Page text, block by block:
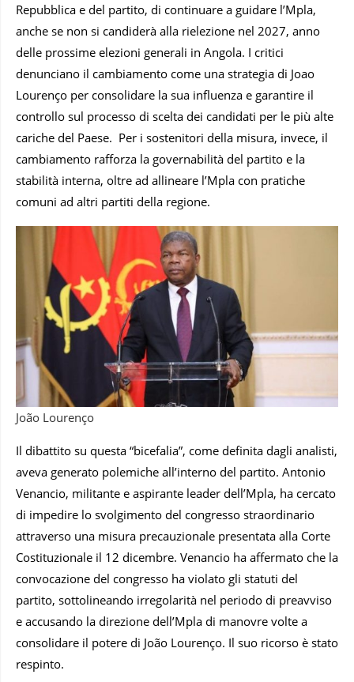
Repubblica e del partito, di continuare a guidare l’Mpla,
anche se non si candiderà alla rielezione nel 2027, anno
delle prossime elezioni generali in Angola. I critici
denunciano il cambiamento come una strategia di Joao
Lourenço per consolidare la sua influenza e garantire il
controllo sul processo di scelta dei candidati per le più alte
cariche del Paese. Per i sostenitori della misura, invece, il
cambiamento rafforza la governabilità del partito e la
stabilità interna, oltre ad allineare l’Mpla con pratiche
comuni ad altri partiti della regione.
João Lourenço
Il dibattito su questa “bicefalia”, come definita dagli analisti,
aveva generato polemiche all’interno del partito. Antonio
Venancio, militante e aspirante leader dell’Mpla, ha cercato
di impedire lo svolgimento del congresso straordinario
attraverso una misura precauzionale presentata alla Corte
Costituzionale il 12 dicembre. Venancio ha affermato che la
convocazione del congresso ha violato gli statuti del
partito, sottolineando irregolarità nel periodo di preavviso
e accusando la direzione dell’Mpla di manovre volte a
consolidare il potere di João Lourenço. Il suo ricorso è stato
respinto.